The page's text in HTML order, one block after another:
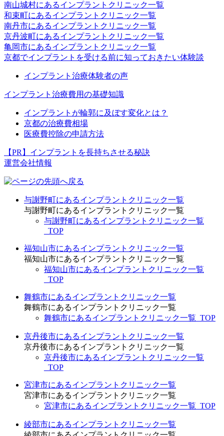
南山城村にあるインプラントクリニック一覧
和束町にあるインプラントクリニック一覧
南丹市にあるインプラントクリニック一覧
京丹波町にあるインプラントクリニック一覧
亀岡市にあるインプラントクリニック一覧
京都でインプラントを受ける前に知っておきたい体験談
インプラント治療体験者の声
インプラント治療費用の基礎知識
インプラントが輪郭に及ぼす変化とは？
京都の治療費相場
医療費控除の申請方法
【PR】インプラントを長持ちさせる秘訣
運営会社情報
与謝野町にあるインプラントクリニック一覧
与謝野町にあるインプラントクリニック一覧
与謝野町にあるインプラントクリニック一覧
_TOP
福知山市にあるインプラントクリニック一覧
福知山市にあるインプラントクリニック一覧
福知山市にあるインプラントクリニック一覧
_TOP
舞鶴市にあるインプラントクリニック一覧
舞鶴市にあるインプラントクリニック一覧
舞鶴市にあるインプラントクリニック一覧_TOP
京丹後市にあるインプラントクリニック一覧
京丹後市にあるインプラントクリニック一覧
京丹後市にあるインプラントクリニック一覧
_TOP
宮津市にあるインプラントクリニック一覧
宮津市にあるインプラントクリニック一覧
宮津市にあるインプラントクリニック一覧_TOP
綾部市にあるインプラントクリニック一覧